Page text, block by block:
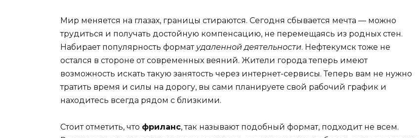
Мир меняется на глазах, границы стираются. Сегодня сбывается мечта — можно
трудиться и получать достойную компенсацию, не перемещаясь из родных стен.
Набирает популярность формат удаленной деятельности. Нефтекумск тоже не
остался в стороне от современных веяний. Жители города теперь имеют
возможность искать такую занятость через интернет-сервисы. Теперь вам не нужно
тратить время и силы на дорогу, вы сами планируете свой рабочий график и
находитесь всегда рядом с близкими.
Стоит отметить, что фриланс, так называют подобный формат, подходит не всем.